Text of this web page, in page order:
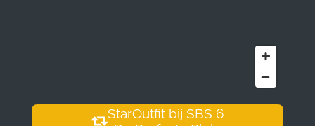
StarOutfit bij SBS 6